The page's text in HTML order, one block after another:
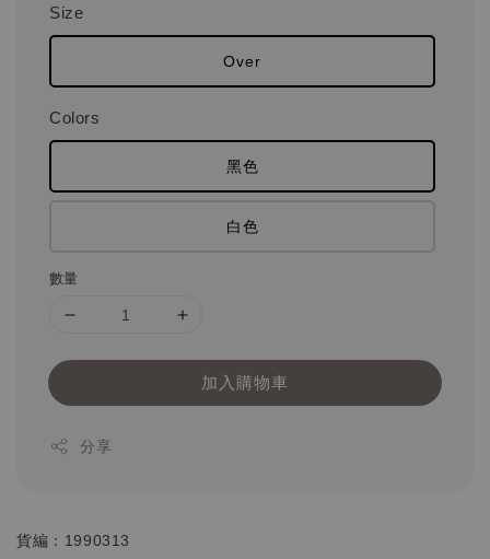
Size
Over
Colors
黑色
白色
數量
加入購物車
分享
貨編：1990313